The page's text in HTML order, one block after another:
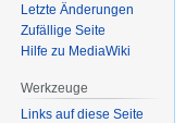
Letzte Änderungen
Zufällige Seite
Hilfe zu MediaWiki
Werkzeuge
Links auf diese Seite